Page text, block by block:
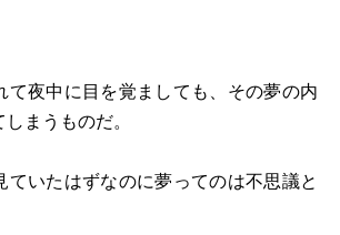
て夜中に目を覚ましても、その夢の内
まうものだ。
ていたはずなのに夢ってのは不思議と